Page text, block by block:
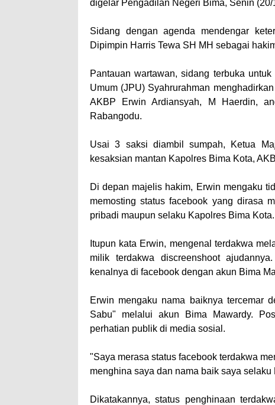
digelar Pengadilan Negeri Bima, Senin (20/
Sidang dengan agenda mendengar
Dipimpin Harris Tewa SH MH sebagai
Pantauan wartawan, sidang terbuka
Umum (JPU) Syahrurahman
AKBP Erwin Ardiansyah, M Haerdin,
Rabangodu.
Usai 3 saksi diambil sumpah, Ketua
kesaksian mantan Kapolres Bima Kota,
Di depan majelis hakim, Erwin mengaku
memosting status facebook yang dirasa
pribadi maupun selaku Kapolres Bima Kota.
Itupun kata Erwin, mengenal terdakwa
milik terdakwa discreenshoot
kenalnya di facebook dengan akun Bima
Erwin mengaku nama baiknya tercemar
Sabu" melalui akun Bima Mawardy.
perhatian publik di media sosial.
"Saya merasa status facebook terdakwa
menghina saya dan nama baik saya
Dikatakannya, status penghinaan